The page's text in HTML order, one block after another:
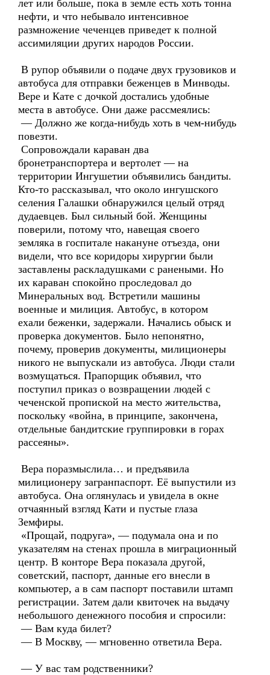
лет или больше, пока в земле есть хоть тонна
нефти, и что небывало интенсивное
размножение чеченцев приведет к полной
ассимиляции других народов России.
В рупор объявили о подаче двух грузовиков и
автобуса для отправки беженцев в Минводы.
Вере и Кате с дочкой достались удобные
места в автобусе. Они даже рассмеялись:
— Должно же когда-нибудь хоть в чем-нибудь
повезти.
Сопровождали караван два
бронетранспортера и вертолет — на
территории Ингушетии объявились бандиты.
Кто-то рассказывал, что около ингушского
селения Галашки обнаружился целый отряд
дудаевцев. Был сильный бой. Женщины
поверили, потому что, навещая своего
земляка в госпитале накануне отъезда, они
видели, что все коридоры хирургии были
заставлены раскладушками с ранеными. Но
их караван спокойно проследовал до
Минеральных вод. Встретили машины
военные и милиция. Автобус, в котором
ехали беженки, задержали. Начались обыск и
проверка документов. Было непонятно,
почему, проверив документы, милиционеры
никого не выпускали из автобуса. Люди стали
возмущаться. Прапорщик объявил, что
поступил приказ о возвращении людей с
чеченской пропиской на место жительства,
поскольку «война, в принципе, закончена,
отдельные бандитские группировки в горах
рассеяны».
Вера поразмыслила… и предъявила
милиционеру загранпаспорт. Её выпустили из
автобуса. Она оглянулась и увидела в окне
отчаянный взгляд Кати и пустые глаза
Земфиры.
«Прощай, подруга», — подумала она и по
указателям на стенах прошла в миграционный
центр. В конторе Вера показала другой,
советский, паспорт, данные его внесли в
компьютер, а в сам паспорт поставили штамп
регистрации. Затем дали квиточек на выдачу
небольшого денежного пособия и спросили:
— Вам куда билет?
— В Москву, — мгновенно ответила Вера.
— У вас там родственники?